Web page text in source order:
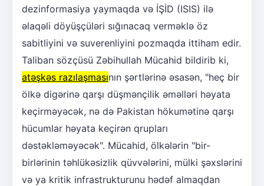
dezinformasiya yaymaqda və İŞİD (ISIS) ilə
əlaqəli döyüşçüləri sığınacaq verməklə öz
sabitliyini və suverenliyini pozmaqda ittiham edir.
Taliban sözçüsü Zəbihullah Mücahid bildirib ki,
atəşkəs razılaşmasının şərtlərinə əsasən, "heç bir
ölkə digərinə qarşı düşmənçilik əməlləri həyata
keçirməyəcək, nə də Pakistan hökumətinə qarşı
hücumlar həyata keçirən qrupları
dəstəkləməyəcək". Mücahid, ölkələrin "bir-
birlərinin təhlükəsizlik qüvvələrini, mülki şəxslərini
və ya kritik infrastrukturunu hədəf almaqdan